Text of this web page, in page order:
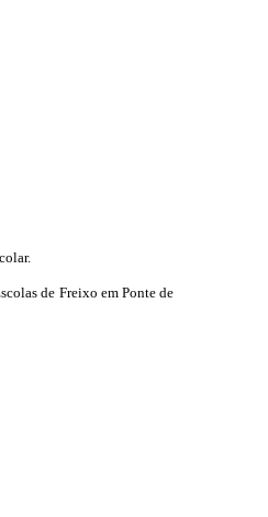
de Freixo em Ponte de